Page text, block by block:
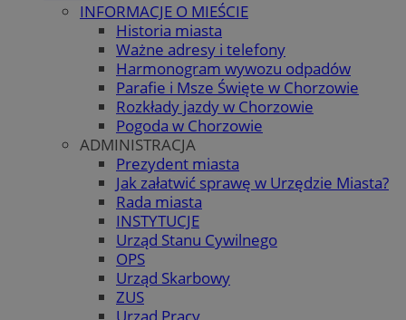
INFORMACJE O MIEŚCIE
Historia miasta
Ważne adresy i telefony
Harmonogram wywozu odpadów
Parafie i Msze Święte w Chorzowie
Rozkłady jazdy w Chorzowie
Pogoda w Chorzowie
ADMINISTRACJA
Prezydent miasta
Jak załatwić sprawę w Urzędzie Miasta?
Rada miasta
INSTYTUCJE
Urząd Stanu Cywilnego
OPS
Urząd Skarbowy
ZUS